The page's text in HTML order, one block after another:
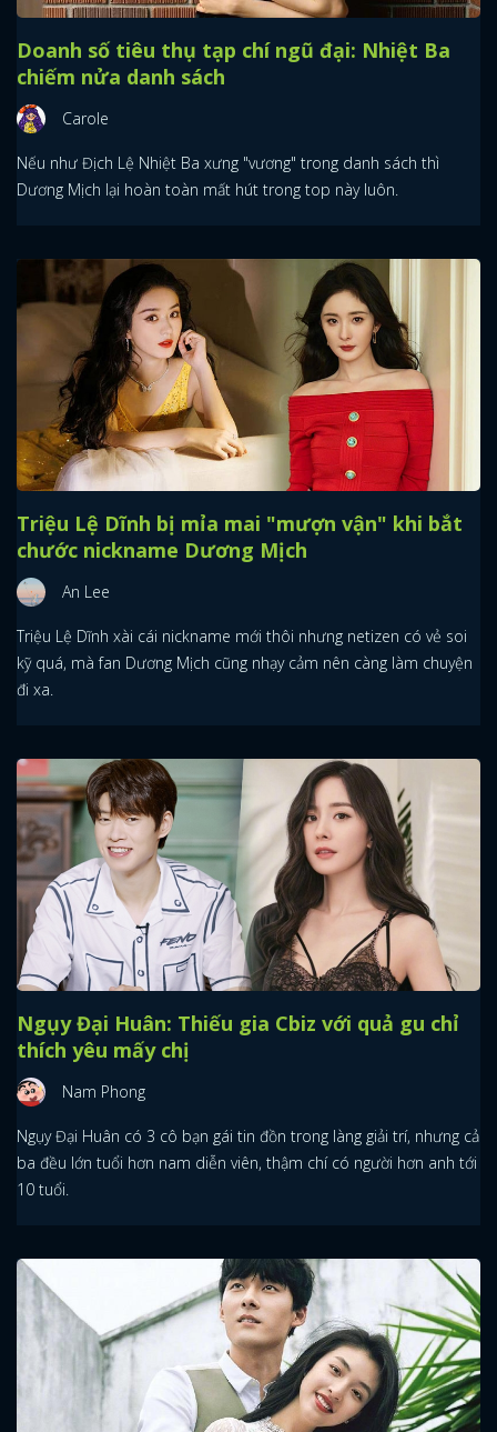
Doanh số tiêu thụ tạp chí ngũ đại: Nhiệt Ba
chiếm nửa danh sách
Carole
Nếu như Địch Lệ Nhiệt Ba xưng "vương" trong danh sách thì
Dương Mịch lại hoàn toàn mất hút trong top này luôn.
Triệu Lệ Dĩnh bị mỉa mai "mượn vận" khi bắt
chước nickname Dương Mịch
An Lee
Triệu Lệ Dĩnh xài cái nickname mới thôi nhưng netizen có vẻ soi
kỹ quá, mà fan Dương Mịch cũng nhạy cảm nên càng làm chuyện
đi xa.
Ngụy Đại Huân: Thiếu gia Cbiz với quả gu chỉ
thích yêu mấy chị
Nam Phong
Ngụy Đại Huân có 3 cô bạn gái tin đồn trong làng giải trí, nhưng cả
ba đều lớn tuổi hơn nam diễn viên, thậm chí có người hơn anh tới
10 tuổi.